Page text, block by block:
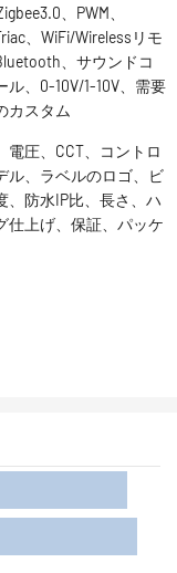
、PWM、
、WiFi/Wirelessリモ
、サウンドコ
ル、0-10V/1-10V、需要
カスタム
電圧、CCT、コントロ
ル、ラベルのロゴ、ビ
、防水IP比、長さ、ハ
仕上げ、保証、パッケ
介